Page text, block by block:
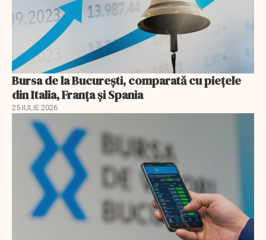
Bursa de la București, comparată cu piețele
din Italia, Franța și Spania
25 IULIE 2026